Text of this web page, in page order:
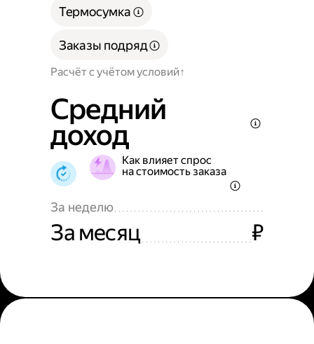
Расчёт с учётом условий
Термосумка
Заказы подряд
Средний
доход
Как влияет спрос
на стоимость заказа
За неделю
За месяц ₽